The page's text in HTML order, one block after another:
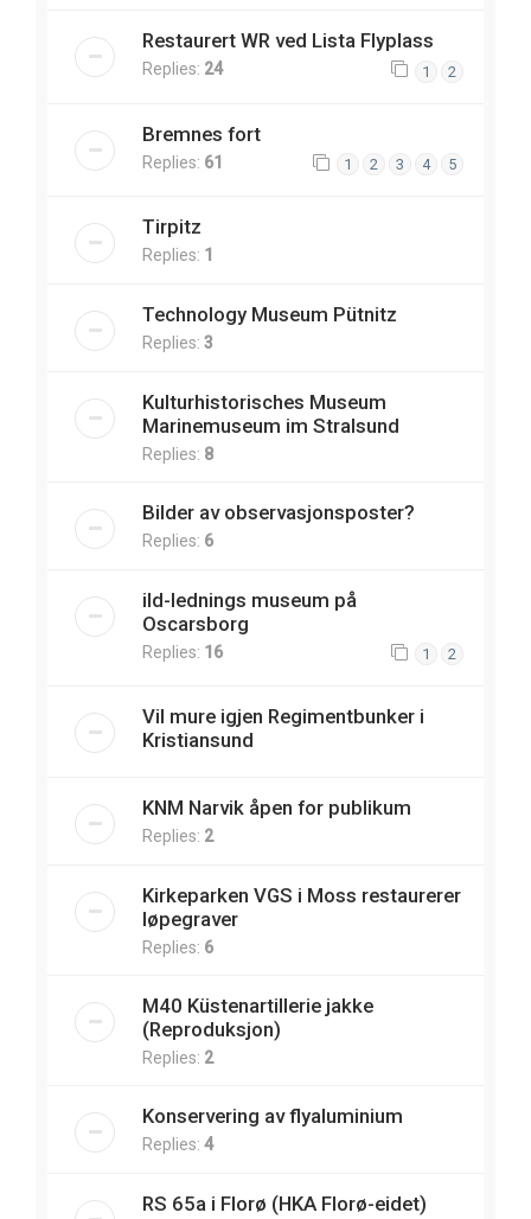
Restaurert WR ved Lista Flyplass
Replies: 24 1 2
Bremnes fort
Replies: 61 1 2 3 4 5
Tirpitz
Replies: 1
Technology Museum Pütnitz
Replies: 3
Kulturhistorisches Museum
Marinemuseum im Stralsund
Replies: 8
Bilder av observasjonsposter?
Replies: 6
ild-lednings museum på
Oscarsborg
Replies: 16 1 2
Vil mure igjen Regimentbunker i
Kristiansund
KNM Narvik åpen for publikum
Replies: 2
Kirkeparken VGS i Moss restaurerer
løpegraver
Replies: 6
M40 Küstenartillerie jakke
(Reproduksjon)
Replies: 2
Konservering av flyaluminium
Replies: 4
RS 65a i Florø (HKA Florø-eidet)